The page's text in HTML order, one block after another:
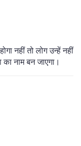
नहीं तो लोग उन्हें नहीं
नाम बन जाएगा।